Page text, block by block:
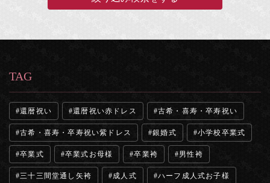
TAG
還暦祝い 還暦祝い赤ドレス 古希・喜寿・卒寿祝い
古希・喜寿・卒寿祝い紫ドレス 銀婚式 小学校卒業式
卒業式 卒業式お母様 卒業袴 男性袴
三十三間堂通し矢袴 成人式 ハーフ成人式お子様